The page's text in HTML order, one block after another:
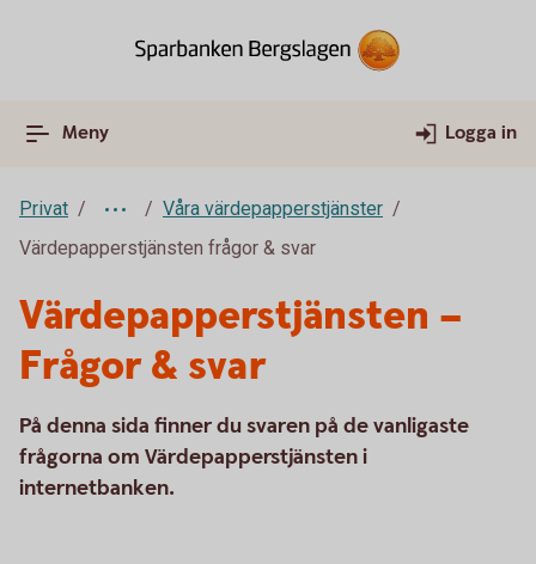
Meny Logga in
Privat
Våra värdepapperstjänster
Värdepapperstjänsten frågor & svar
Värdepapperstjänsten –
Frågor & svar
På denna sida finner du svaren på de vanligaste
frågorna om Värdepapperstjänsten i
internetbanken.